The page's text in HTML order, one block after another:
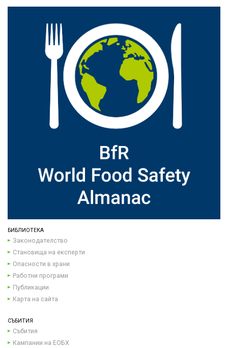
БИБЛИОТЕКА
Законодателство
Становища на експерти
Опасности в храни
Работни програми
Публикации
Карта на сайта
СЪБИТИЯ
Събития
Кампании на ЕОБХ